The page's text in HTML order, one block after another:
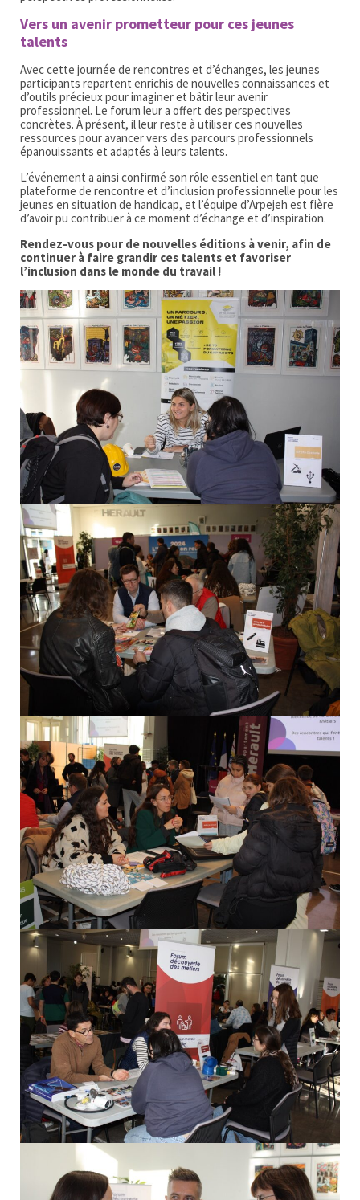
Vers un avenir prometteur pour ces jeunes
talents
Avec cette journée de rencontres et d’échanges, les jeunes
participants repartent enrichis de nouvelles connaissances et
d’outils précieux pour imaginer et bâtir leur avenir
professionnel. Le forum leur a offert des perspectives
concrètes. À présent, il leur reste à utiliser ces nouvelles
ressources pour avancer vers des parcours professionnels
épanouissants et adaptés à leurs talents.
L’événement a ainsi confirmé son rôle essentiel en tant que
plateforme de rencontre et d’inclusion professionnelle pour les
jeunes en situation de handicap, et l’équipe d’Arpejeh est fière
d’avoir pu contribuer à ce moment d’échange et d’inspiration.
Rendez-vous pour de nouvelles éditions à venir, afin de
continuer à faire grandir ces talents et favoriser
l’inclusion dans le monde du travail !